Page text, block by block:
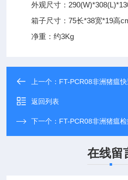
外观尺寸：
箱子尺寸：75长*38宽*19高
净重：约3Kg
上一个： FT-PCR08非洲猪瘟
返回列表
下一个： FT-PCR08非洲猪瘟
在线留